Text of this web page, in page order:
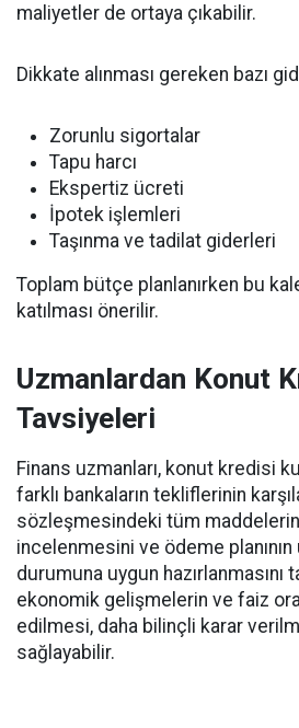
maliyetler de ortaya çıkabilir.
Dikkate alınması gereken bazı
Zorunlu sigortalar
Tapu harcı
Ekspertiz ücreti
İpotek işlemleri
Taşınma ve tadilat giderleri
Toplam bütçe planlanırken bu
katılması önerilir.
Uzmanlardan Konut
Tavsiyeleri
Finans uzmanları, konut kredisi
farklı bankaların tekliflerinin
sözleşmesindeki tüm
incelenmesini ve ödeme
durumuna uygun hazırlanmasını
ekonomik gelişmelerin ve faiz
edilmesi, daha bilinçli karar
sağlayabilir.